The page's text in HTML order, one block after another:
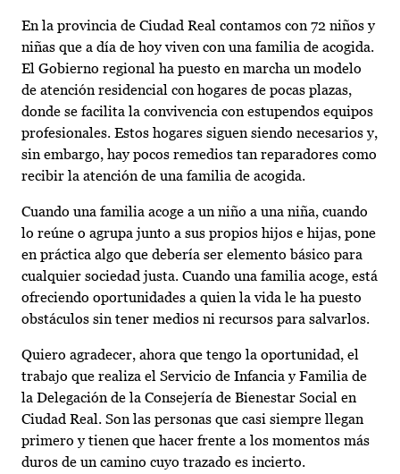
En la provincia de Ciudad Real contamos con 72 niños y
niñas que a día de hoy viven con una familia de acogida.
El Gobierno regional ha puesto en marcha un modelo
de atención residencial con hogares de pocas plazas,
donde se facilita la convivencia con estupendos equipos
profesionales. Estos hogares siguen siendo necesarios y,
sin embargo, hay pocos remedios tan reparadores como
recibir la atención de una familia de acogida.
Cuando una familia acoge a un niño a una niña, cuando
lo reúne o agrupa junto a sus propios hijos e hijas, pone
en práctica algo que debería ser elemento básico para
cualquier sociedad justa. Cuando una familia acoge, está
ofreciendo oportunidades a quien la vida le ha puesto
obstáculos sin tener medios ni recursos para salvarlos.
Quiero agradecer, ahora que tengo la oportunidad, el
trabajo que realiza el Servicio de Infancia y Familia de
la Delegación de la Consejería de Bienestar Social en
Ciudad Real. Son las personas que casi siempre llegan
primero y tienen que hacer frente a los momentos más
duros de un camino cuyo trazado es incierto.